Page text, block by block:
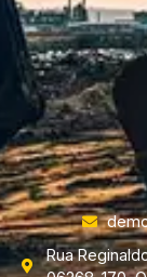
Rua